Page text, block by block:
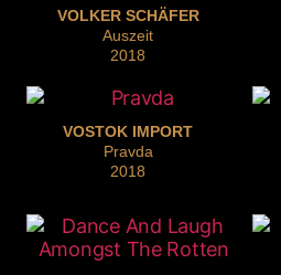
VOLKER SCHÄFER
Auszeit
2018
VOSTOK IMPORT
Pravda
2018